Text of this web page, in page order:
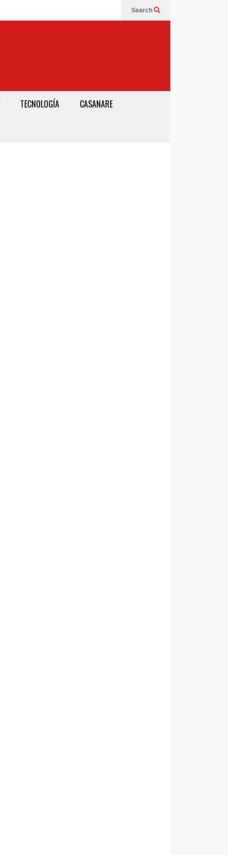
Search
TECNOLOGÍA CASANARE